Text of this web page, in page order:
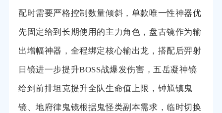
配时需要严格控制数量倾斜，单款唯一性神器优
先固定给到长期使用的主力角色，盘古镜作为输
出增幅神器，全程绑定核心输出龙，搭配后羿射
日镜进一步提升BOSS战爆发伤害，五岳凝神镜
给到前排坦克提升全队生命值上限，钟馗镇鬼
镜、地府律鬼镜根据鬼怪类副本需求，临时切换